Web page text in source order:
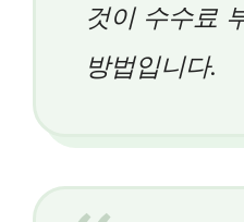
것이 수수료
방법입니다.